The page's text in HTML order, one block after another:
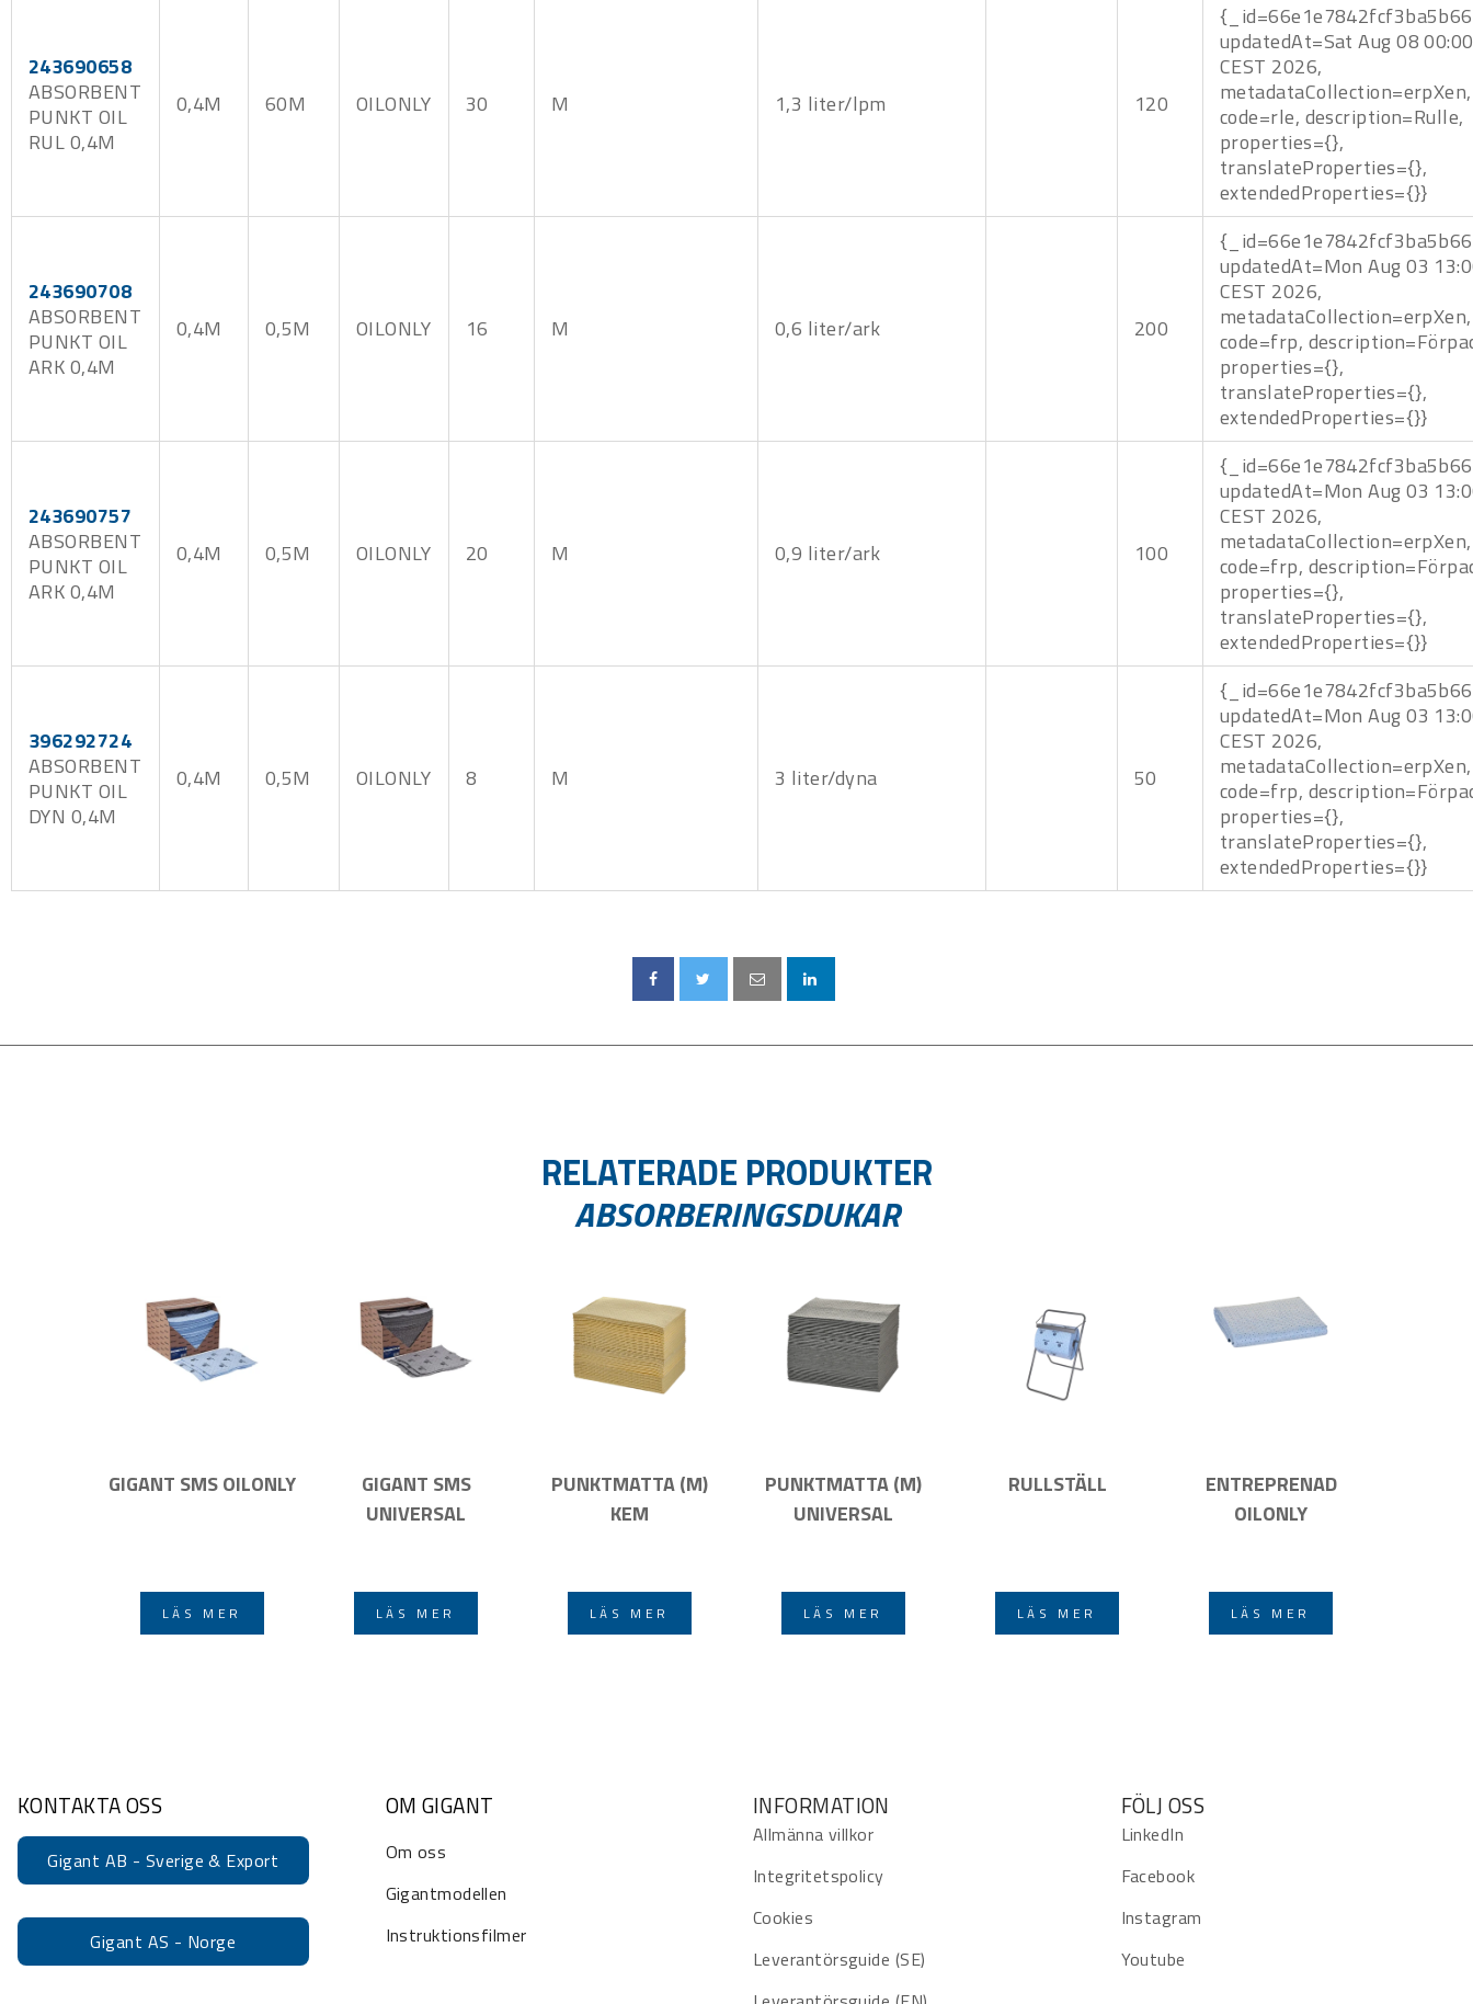
243690658
ABSORBENT
PUNKT OIL
RUL 0,4M
0,4M 60M OILONLY 30 M 1,3 liter/lpm 120
updatedAt=Sat Aug 08
CEST 2026,
metadataCollection=erpXen,
code=rle, description=Rulle,
properties={},
translateProperties={},
extendedProperties={}}
243690708
ABSORBENT
PUNKT OIL
ARK 0,4M
0,4M 0,5M OILONLY 16 M 0,6 liter/ark 200
updatedAt=Mon Aug 03
CEST 2026,
metadataCollection=erpXen,
code=frp,
properties={},
translateProperties={},
extendedProperties={}}
243690757
ABSORBENT
PUNKT OIL
ARK 0,4M
0,4M 0,5M OILONLY 20 M 0,9 liter/ark 100
updatedAt=Mon Aug 03
CEST 2026,
metadataCollection=erpXen,
code=frp,
properties={},
translateProperties={},
extendedProperties={}}
396292724
ABSORBENT
PUNKT OIL
DYN 0,4M
0,4M 0,5M OILONLY 8 M 3 liter/dyna 50
updatedAt=Mon Aug 03
CEST 2026,
metadataCollection=erpXen,
code=frp,
properties={},
translateProperties={},
extendedProperties={}}
RELATERADE PRODUKTER
ABSORBERINGSDUKAR
GIGANT SMS OILONLY
LÄS MER
GIGANT SMS
UNIVERSAL
LÄS MER
PUNKTMATTA (M)
KEM
LÄS MER
PUNKTMATTA (M)
UNIVERSAL
LÄS MER
RULLSTÄLL
LÄS MER
ENTREPRENAD
OILONLY
LÄS MER
KONTAKTA OSS
Gigant AB - Sverige & Export
Gigant AS - Norge
OM GIGANT
Om oss
Gigantmodellen
Instruktionsfilmer
INFORMATION
Allmänna villkor
Integritetspolicy
Cookies
Leverantörsguide (SE)
FÖLJ OSS
LinkedIn
Facebook
Instagram
Youtube